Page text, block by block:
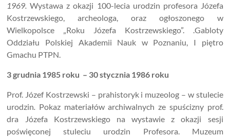
1969.Wystawa z okazji 100-lecia urodzin profesora Józefa
Kostrzewskiego, archeologa, oraz ogłoszonego w
Wielkopolsce „Roku Józefa Kostrzewskiego”. .Gabloty
Oddziału Polskiej Akademii Nauk w Poznaniu, I piętro
Gmachu PTPN.
3 grudnia 1985 roku – 30 stycznia 1986 roku
Prof. Józef Kostrzewski – prahistoryk i muzeolog – w stulecie
urodzin. Pokaz materiałów archiwalnych ze spuścizny prof.
dra Józefa Kostrzewskiego na wystawie z okazji sesji
poświęconej stuleciu urodzin Profesora. Muzeum